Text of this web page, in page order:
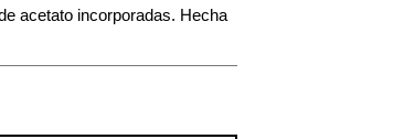
acetato incorporadas. Hecha